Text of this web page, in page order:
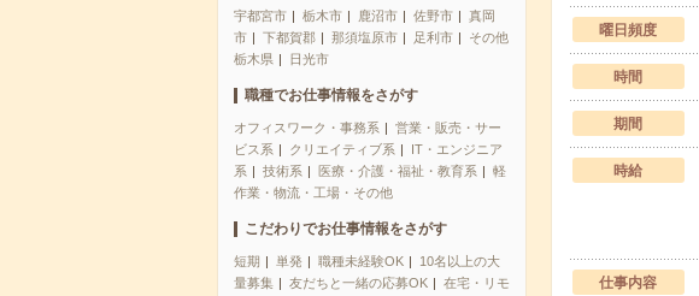
宇都宮市 栃木市 鹿沼市 佐野市
真岡
市
下都賀郡 那須塩原市 足利市
その他
栃木県
日光市
職種でお仕事情報をさがす
オフィスワーク・事務系
営業・販売・サー
ビス系
クリエイティブ系
IT・エンジニア
系
技術系 医療・介護・福祉・教育系
軽
作業・物流・工場・その他
こだわりでお仕事情報をさがす
短期 単発 職種未経験OK
10名以上の大
量募集
友だちと一緒の応募OK
在宅・リモ
曜日頻度
時間
期間
時給
仕事内容